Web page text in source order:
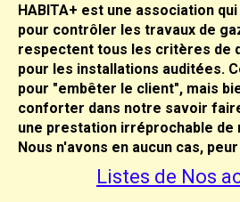
HABITA+ est une association
pour contrôler les travaux de
respectent tous les critères de
pour les installations auditées.
pour "embêter le client", mais
conforter dans notre savoir
une prestation irréprochable de
Nous n'avons en aucun cas,
Listes de Nos